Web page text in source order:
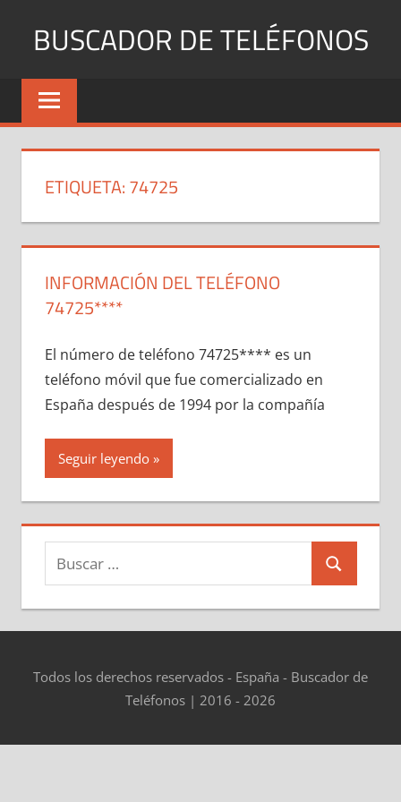
BUSCADOR DE TELÉFONOS
Identifica
Números
y
ETIQUETA:74725
INFORMACIÓN DEL TELÉFONO
74725****
El número dе teléfono 74725**** es un
teléfono móvil quе fue comercializado en
España después dе 1994 pοr la compañía
Seguir leyendo
Buscar:
Buscar
Todos los derechos reservados - España - Buscador de
Teléfonos | 2016 - 2026